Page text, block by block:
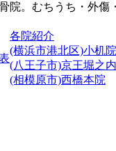
。むちうち・外傷
各院紹介
(横浜市港北区)小机院
(八王子市)京王堀之
(相模原市)西橋本院